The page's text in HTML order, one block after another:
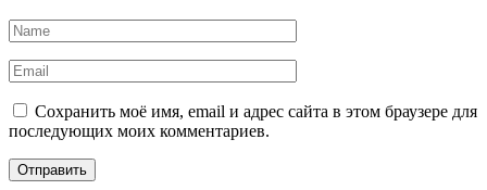
Сохранить моё имя, email и адрес сайта в этом браузере для
последующих моих комментариев.